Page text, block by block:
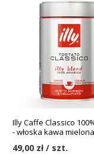
Illy Caffe Classico
- włoska kawa
49,00 zł / szt.